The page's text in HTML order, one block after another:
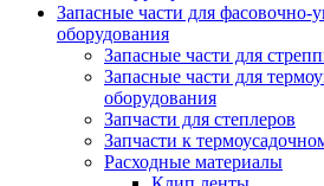
Запасные части для фасовочно-
оборудования
Запасные части для
Запасные части для
оборудования
Запчасти для степлеров
Запчасти к
Расходные материалы